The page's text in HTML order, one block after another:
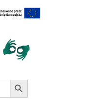
Search Button